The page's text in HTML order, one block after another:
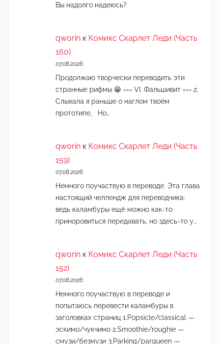
Вы надолго надеюсь?
qworin к Комикс Скарлет Леди (Часть
160)
07.08.2026
Продолжаю творчески переводить эти
странные рифмы 😁 === VI. Фальшивит === 2.
Слыхала я раньше о наглом твоём
прототипе, Но…
qworin к Комикс Скарлет Леди (Часть
159)
07.08.2026
Немного поучаствую в переводе. Эта глава
настоящий челлендж для переводчика:
ведь каламбуры ещё можно как-то
приноровиться передавать, но здесь-то у…
qworin к Комикс Скарлет Леди (Часть
152)
07.08.2026
Немного поучаствую в переводе и
попытаюсь перевести каламбуры в
заголовках страниц 1.Popsicle/classical —
эскимо/чукчимо 2.Smoothie/roughie —
смузи/безмузи 3.Parking/parqueen —